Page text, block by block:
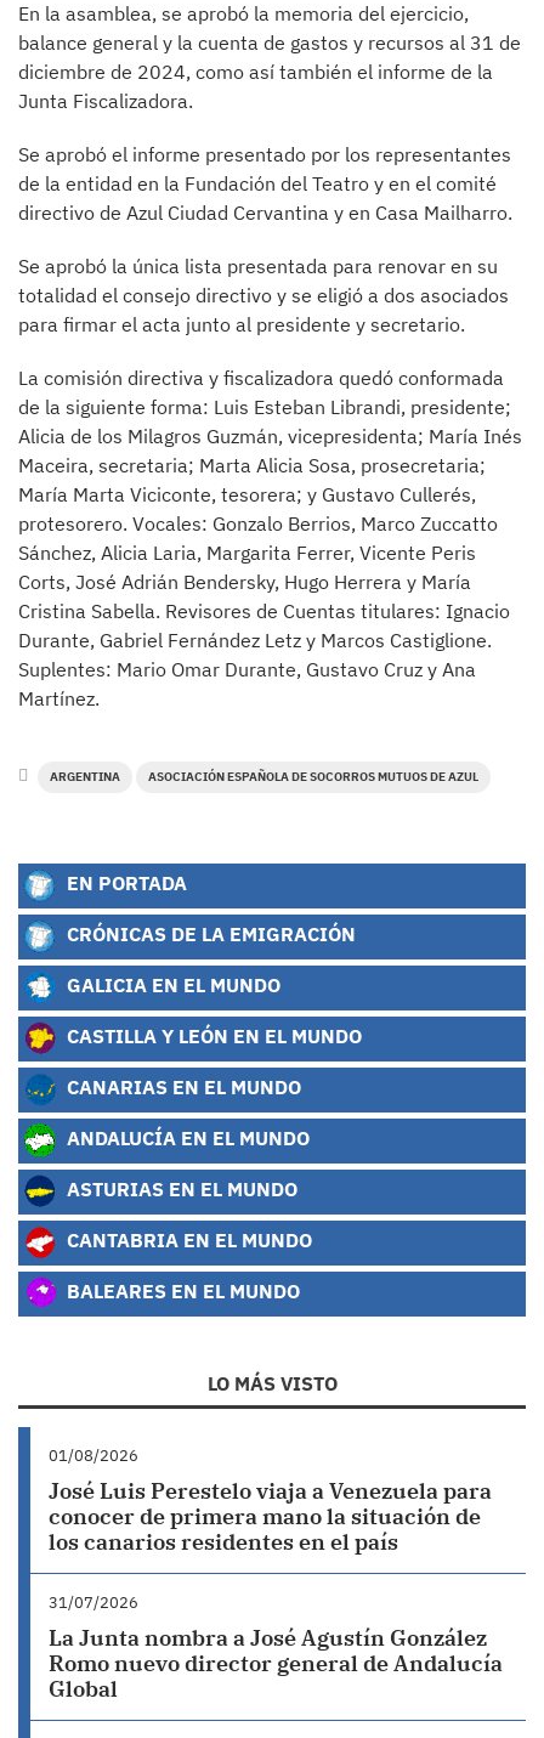
En la asamblea, se aprobó la memoria del ejercicio,
balance general y la cuenta de gastos y recursos al 31 de
diciembre de 2024, como así también el informe de la
Junta Fiscalizadora.
Se aprobó el informe presentado por los representantes
de la entidad en la Fundación del Teatro y en el comité
directivo de Azul Ciudad Cervantina y en Casa Mailharro.
Se aprobó la única lista presentada para renovar en su
totalidad el consejo directivo y se eligió a dos asociados
para firmar el acta junto al presidente y secretario.
La comisión directiva y fiscalizadora quedó conformada
de la siguiente forma: Luis Esteban Librandi, presidente;
Alicia de los Milagros Guzmán, vicepresidenta; María Inés
Maceira, secretaria; Marta Alicia Sosa, prosecretaria;
María Marta Viciconte, tesorera; y Gustavo Cullerés,
protesorero. Vocales: Gonzalo Berrios, Marco Zuccatto
Sánchez, Alicia Laria, Margarita Ferrer, Vicente Peris
Corts, José Adrián Bendersky, Hugo Herrera y María
Cristina Sabella. Revisores de Cuentas titulares: Ignacio
Durante, Gabriel Fernández Letz y Marcos Castiglione.
Suplentes: Mario Omar Durante, Gustavo Cruz y Ana
Martínez.
ARGENTINA ASOCIACIÓN ESPAÑOLA DE SOCORROS MUTUOS DE AZUL
EN PORTADA
CRÓNICAS DE LA EMIGRACIÓN
GALICIA EN EL MUNDO
CASTILLA Y LEÓN EN EL MUNDO
CANARIAS EN EL MUNDO
ANDALUCÍA EN EL MUNDO
ASTURIAS EN EL MUNDO
CANTABRIA EN EL MUNDO
BALEARES EN EL MUNDO
LO MÁS VISTO
01/08/2026
José Luis Perestelo viaja a Venezuela para
conocer de primera mano la situación de
los canarios residentes en el país
31/07/2026
La Junta nombra a José Agustín González
Romo nuevo director general de Andalucía
Global